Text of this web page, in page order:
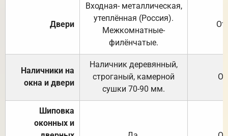
Двери
Входная- металлическая,
утеплённая (Россия).
Межкомнатные-
филёнчатые.
Наличники на
окна и двери
Наличник деревянный,
строганый, камерной
сушки 70-90 мм.
Шиповка
оконных и